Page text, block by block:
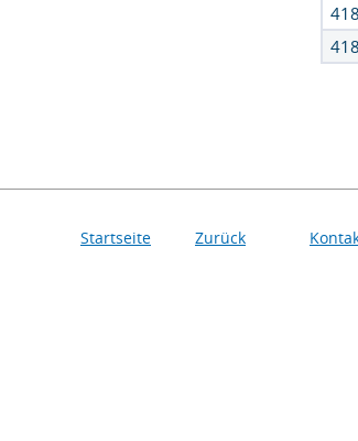
Startseite Zurück